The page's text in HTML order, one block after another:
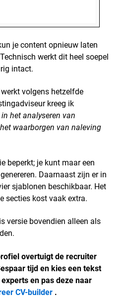
je content opnieuw laten
werkt dit heel soepel
intact.
volgens hetzelfde
kreeg ik
het analyseren van
waarborgen van naleving
beperkt; je kunt maar een
Daarnaast zijn er in
sjablonen beschikbaar. Het
secties kost vaak extra.
versie bovendien alleen als
overtuigt de recruiter
tijd en kies een tekst
en pas deze naar
CV-builder .